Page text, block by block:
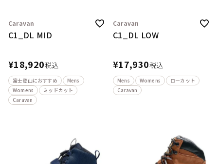
Caravan
C1_DL MID
¥18,920税込
富士登山におすすめ
Mens
Womens
ミッドカット
Caravan
Caravan
C1_DL LOW
¥17,930税込
Mens Womens
ローカット
Caravan